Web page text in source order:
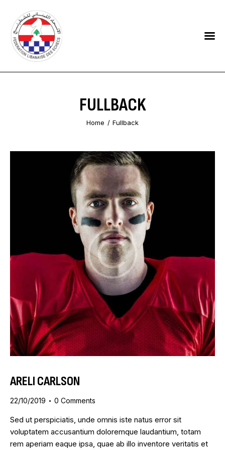
FULLBACK
Home Fullback
HOME
FEDERATION
ARELI CARLSON
22/10/2019 0 Comments
Sed ut perspiciatis, unde omnis iste natus error sit
voluptatem accusantium doloremque laudantium, totam
rem aperiam eaque ipsa, quae ab illo inventore veritatis et